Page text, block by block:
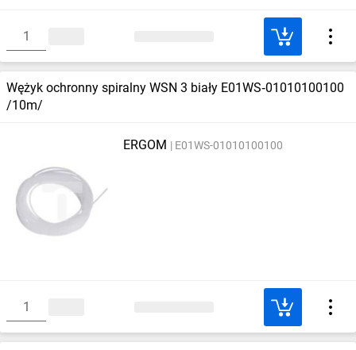
Wężyk ochronny spiralny WSN 3 biały E01WS‑01010100100
/10m/
ERGOM E01WS-01010100100